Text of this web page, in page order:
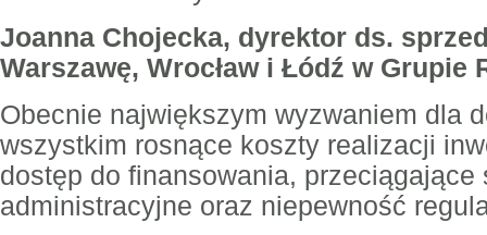
Joanna Chojecka, dyrektor ds.
Warszawę, Wrocław i Łódź w Grupie
Obecnie największym wyzwaniem dla
wszystkim rosnące koszty realizacji
dostęp do finansowania, przeciągające
administracyjne oraz niepewność